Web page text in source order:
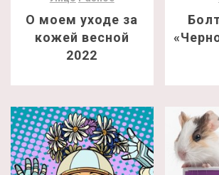
О моем уходе за
кожей весной
2022